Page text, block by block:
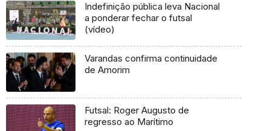
Indefinição pública leva Nacional
a ponderar fechar o futsal
(vídeo)
Varandas confirma continuidade
de Amorim
Futsal: Roger Augusto de
regresso ao Marítimo